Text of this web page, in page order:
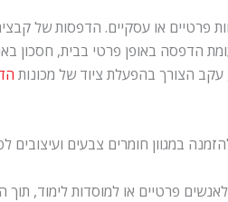
פרטיים או עסקיים. הדפסות של
הדפסה באופן פרטי בבית,
עקב הצורך בהפעלת ציוד של מכונות
במגוון חומרים צבעים ועיצובים
פרטיים או למוסדות לימוד,